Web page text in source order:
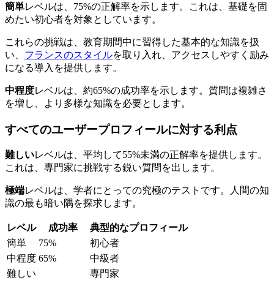
簡単レベルは、75%の正解率を示します。これは、基礎を固
めたい初心者を対象としています。
これらの挑戦は、教育期間中に習得した基本的な知識を扱
い、 フランスのスタイルを取り入れ、アクセスしやすく励み
になる導入を提供します。
中程度レベルは、約65%の成功率を示します。質問は複雑さ
を増し、より多様な知識を必要とします。
すべてのユーザープロフィールに対する利点
難しいレベルは、平均して55%未満の正解率を提供します。
これは、専門家に挑戦する鋭い質問を出します。
極端レベルは、学者にとっての究極のテストです。人間の知
識の最も暗い隅を探求します。
レベル 成功率
典型的なプロフィール
簡単
75%
初心者
中程度 65%
中級者
難しい
専門家